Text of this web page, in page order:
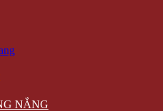
NẮNG